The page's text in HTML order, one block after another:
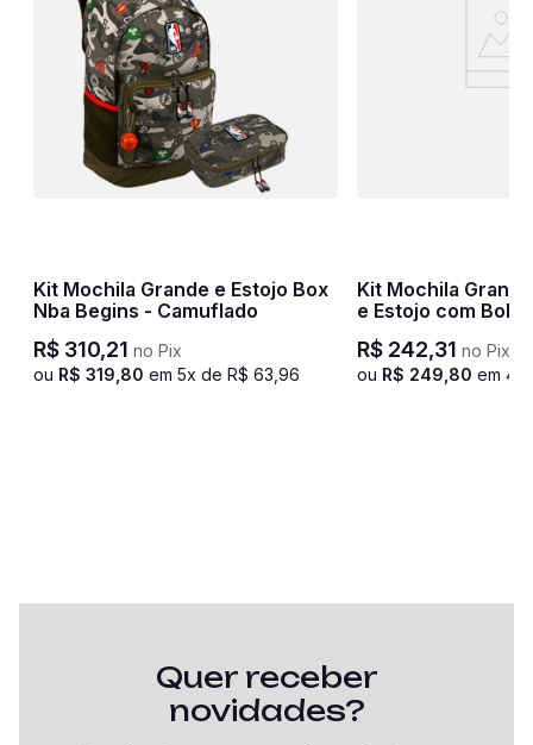
Kit Mochila Grande e Estojo Box
Nba Begins - Camuflado
R$ 310,21 no Pix
ou R$ 319 80 em 5x de R$ 63 96
Kit Mochila Grande Sestini Magic
e Estojo com
R$ 242,31 no Pix
ou R$ 249 80 em 4
Quer receber
novidades?